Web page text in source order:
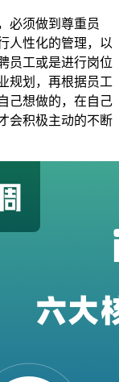
须做到尊重员
人性化的管理，以
员工或是进行岗位
规划，再根据员工
己想做的，在自己
会积极主动的不断